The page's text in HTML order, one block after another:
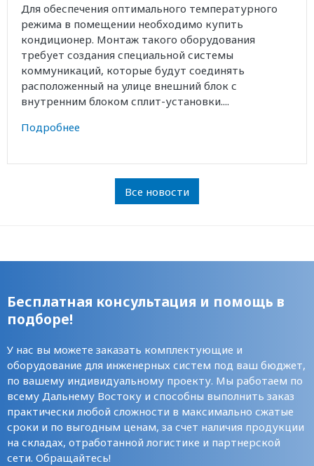
Для обеспечения оптимального температурного
режима в помещении необходимо купить
кондиционер. Монтаж такого оборудования
требует создания специальной системы
коммуникаций, которые будут соединять
расположенный на улице внешний блок с
внутренним блоком сплит-установки....
Подробнее
Все новости
Бесплатная консультация и помощь в
подборе!
У нас вы можете заказать комплектующие и
оборудование для инженерных систем под ваш бюджет,
по вашему индивидуальному проекту. Мы работаем по
всему Дальнему Востоку и способны выполнить заказ
практически любой сложности в максимально сжатые
сроки и по выгодным ценам, за счет наличия продукции
на складах, отработанной логистике и партнерской
сети. Обращайтесь!